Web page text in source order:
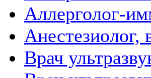
Аллерголог-
Анестезиолог,
Врач